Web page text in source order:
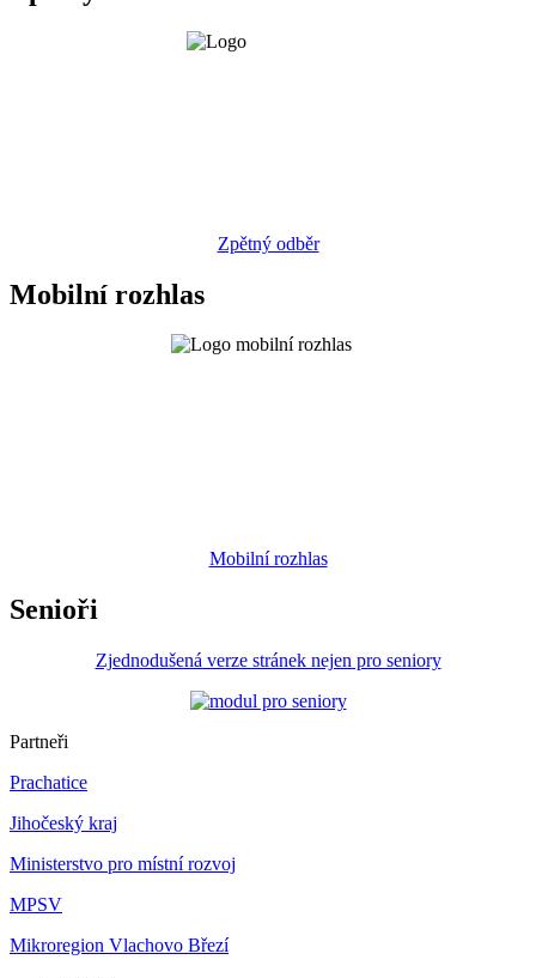
Zpětný odběr
Mobilní rozhlas
Mobilní rozhlas
Senioři
Zjednodušená verze stránek nejen pro seniory
Partneři
Prachatice
Jihočeský kraj
Ministerstvo pro místní rozvoj
MPSV
Mikroregion Vlachovo Březí